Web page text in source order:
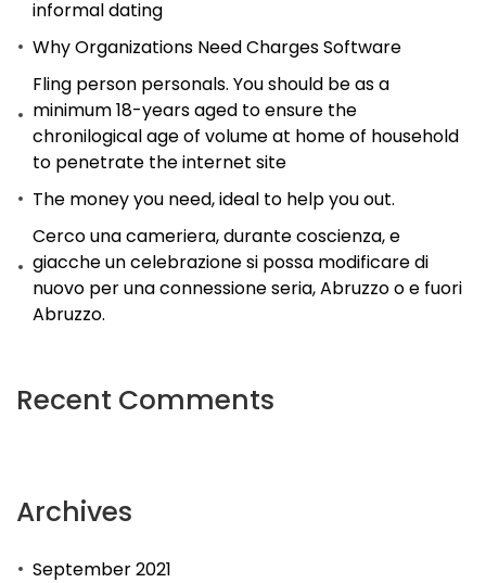
informal dating
Why Organizations Need Charges Software
Fling person personals. You should be as a
minimum 18-years aged to ensure the
chronilogical age of volume at home of household
to penetrate the internet site
The money you need, ideal to help you out.
Cerco una cameriera, durante coscienza, e
giacche un celebrazione si possa modificare di
nuovo per una connessione seria, Abruzzo o e fuori
Abruzzo.
Recent Comments
Archives
September 2021